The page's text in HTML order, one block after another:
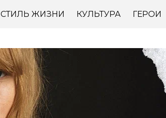
СТИЛЬ ЖИЗНИ КУЛЬТУРА ГЕРОИ